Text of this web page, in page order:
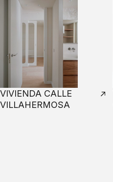
VIVIENDA CALLE
VILLAHERMOSA